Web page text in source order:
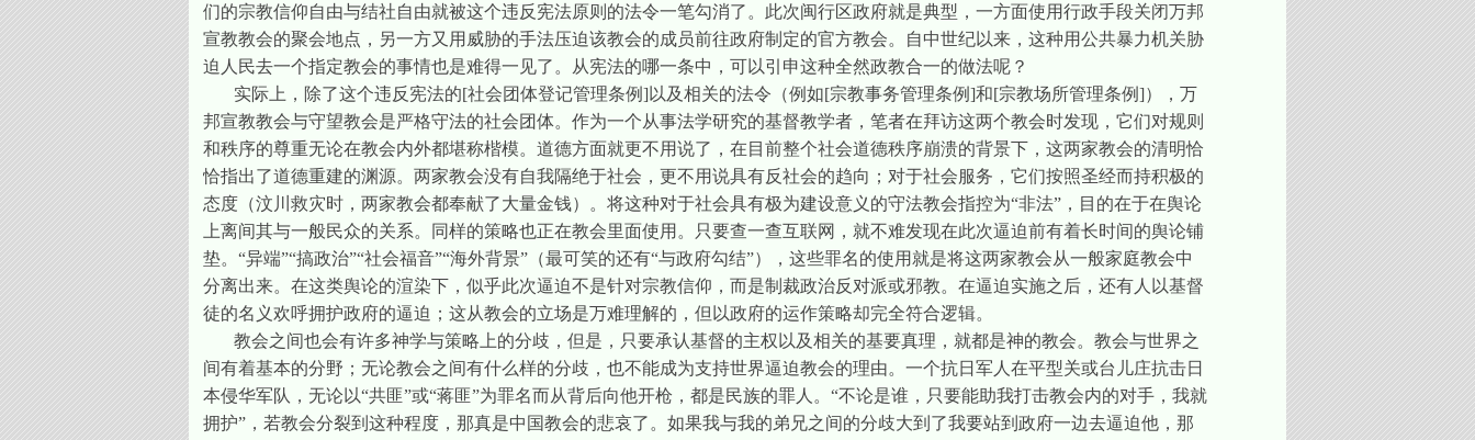
们的宗教信仰自由与结社自由就被这个违反宪法原则的法令一笔勾消了。此次闽行区政府就是典型，一方面使用行政手段关闭万邦
宣教教会的聚会地点，另一方又用威胁的手法压迫该教会的成员前往政府制定的官方教会。自中世纪以来，这种用公共暴力机关胁
迫人民去一个指定教会的事情也是难得一见了。从宪法的哪一条中，可以引申这种全然政教合一的做法呢？
实际上，除了这个违反宪法的[社会团体登记管理条例]以及相关的法令（例如[宗教事务管理条例]和[宗教场所管理条例]），万
邦宣教教会与守望教会是严格守法的社会团体。作为一个从事法学研究的基督教学者，笔者在拜访这两个教会时发现，它们对规则
和秩序的尊重无论在教会内外都堪称楷模。道德方面就更不用说了，在目前整个社会道德秩序崩溃的背景下，这两家教会的清明恰
恰指出了道德重建的渊源。两家教会没有自我隔绝于社会，更不用说具有反社会的趋向；对于社会服务，它们按照圣经而持积极的
态度（汶川救灾时，两家教会都奉献了大量金钱）。将这种对于社会具有极为建设意义的守法教会指控为“非法”，目的在于在舆论
上离间其与一般民众的关系。同样的策略也正在教会里面使用。只要查一查互联网，就不难发现在此次逼迫前有着长时间的舆论铺
垫。“异端”“搞政治”“社会福音”“海外背景”（最可笑的还有“与政府勾结”），这些罪名的使用就是将这两家教会从一般家庭教会中
分离出来。在这类舆论的渲染下，似乎此次逼迫不是针对宗教信仰，而是制裁政治反对派或邪教。在逼迫实施之后，还有人以基督
徒的名义欢呼拥护政府的逼迫；这从教会的立场是万难理解的，但以政府的运作策略却完全符合逻辑。
教会之间也会有许多神学与策略上的分歧，但是，只要承认基督的主权以及相关的基要真理，就都是神的教会。教会与世界之
间有着基本的分野；无论教会之间有什么样的分歧，也不能成为支持世界逼迫教会的理由。一个抗日军人在平型关或台儿庄抗击日
本侵华军队，无论以“共匪”或“蒋匪”为罪名而从背后向他开枪，都是民族的罪人。“不论是谁，只要能助我打击教会内的对手，我就
拥护”，若教会分裂到这种程度，那真是中国教会的悲哀了。如果我与我的弟兄之间的分歧大到了我要站到政府一边去逼迫他，那